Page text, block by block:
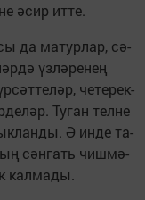
әсир ит­те.
да ма­тур­лар, сә­
үз­лә­ре­нең
че­те­рек­
Ту­ган тел­не
Ә ин­де та­
сән­гать чиш­мә­
кал­ма­ды.